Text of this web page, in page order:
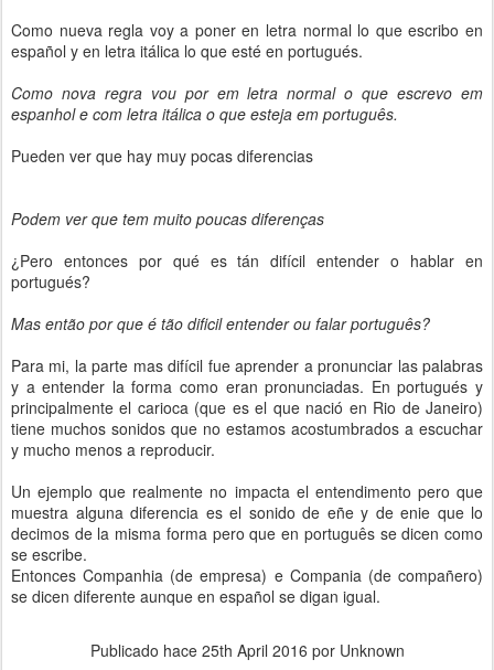
Como nueva regla voy a poner en letra normal lo que escribo en
español y en letra itálica lo que esté en portugués.
Como nova regra vou por em letra normal o que escrevo em
espanhol e com letra itálica o que esteja em português.
Pueden ver que hay muy pocas diferencias
Podem ver que tem muito poucas diferenças
¿Pero entonces por qué es tán difícil entender o hablar en
portugués?
Mas então por que é tão dificil entender ou falar português?
Para mi, la parte mas difícil fue aprender a pronunciar las palabras
y a entender la forma como eran pronunciadas. En portugués y
principalmente el carioca (que es el que nació en Rio de Janeiro)
tiene muchos sonidos que no estamos acostumbrados a escuchar
y mucho menos a reproducir.
Un ejemplo que realmente no impacta el entendimento pero que
muestra alguna diferencia es el sonido de eñe y de enie que lo
decimos de la misma forma pero que en português se dicen como
se escribe.
Entonces Companhia (de empresa) e Compania (de compañero)
se dicen diferente aunque en español se digan igual.
Publicado hace 25th April 2016 por Unknown